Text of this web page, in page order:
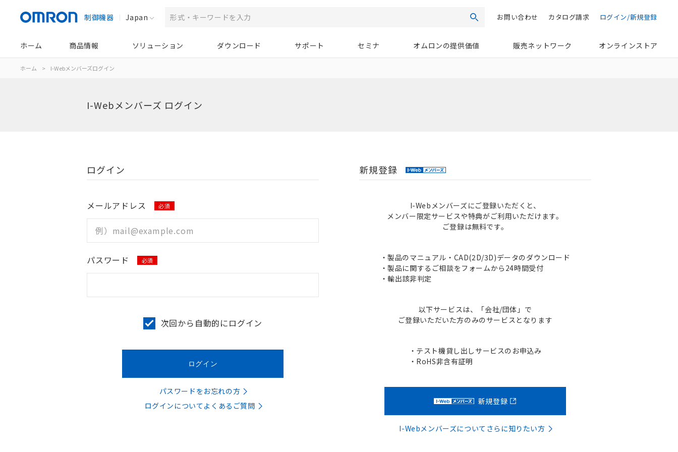
制御機器 Japan 検索 ログイン/新規登録
カタログ請求
お問い合わせ
ホーム 商品情報 ソリューション ダウンロード サポート セミナ オムロンの提供価値 販売ネットワーク オンラインストア
ホーム > I-Webメンバーズログイン
I-Webメンバーズ ログイン
ログイン
メールアドレス 必須
パスワード 必須
次回から自動的にログイン
パスワードをお忘れの方
ログインについてよくあるご質問
新規登録
I-Webメンバーズにご登録いただくと、
メンバー限定サービスや特典がご利用いただけます。
ご登録は無料です。
・製品のマニュアル・CAD(2D/3D)データのダウンロード
・製品に関するご相談をフォームから24時間受付
・輸出該非判定
以下サービスは、「会社/団体」で
ご登録いただいた方のみのサービスとなります
・テスト機貸し出しサービスのお申込み
・RoHS非含有証明
新規登録
I-Webメンバーズについてさらに知りたい方